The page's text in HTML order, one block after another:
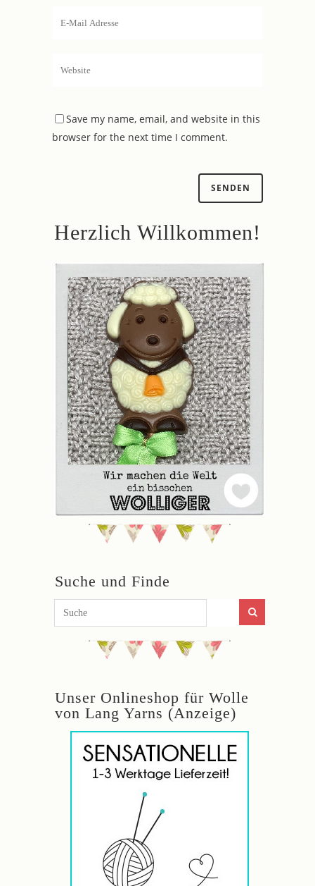
Save my name, email, and website in this
browser for the next time I comment.
Herzlich Willkommen!
Suche und Finde
Unser Onlineshop für Wolle
von Lang Yarns (Anzeige)